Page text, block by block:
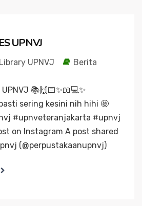
UPNVJ
Library UPNVJ Berita
📚🙌🏻✨📖💻✨
sering kesini nih hihi 🤩
#upnveteranjakarta #upnvj
on Instagram A post shared
(@perpustakaanupnvj)